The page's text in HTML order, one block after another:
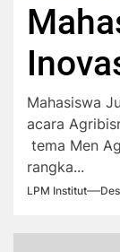
Mahasiswa
acara
tema Men
rangka...
LPM Institut